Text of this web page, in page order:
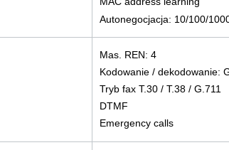
Autonegocjacja: 10/100/
Mas. REN: 4
Kodowanie / dekodowanie:
Tryb fax T.30 / T.38 / G.711
DTMF
Emergency calls